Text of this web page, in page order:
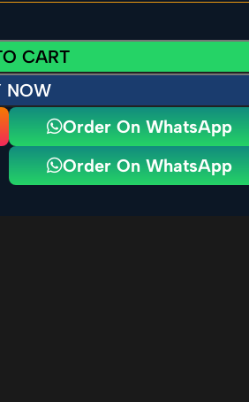
CART
NOW
Order On WhatsApp
Order On WhatsApp